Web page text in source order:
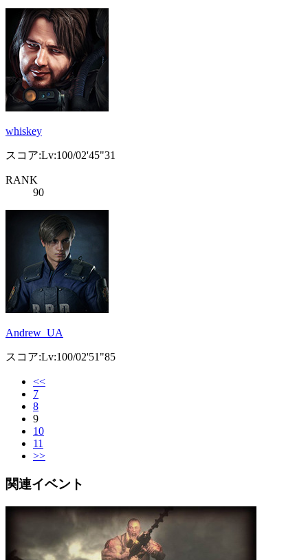
whiskey
スコア:Lv:100/02'45"31
RANK
90
Andrew_UA
スコア:Lv:100/02'51"85
<<
7
8
9
10
11
>>
関連イベント